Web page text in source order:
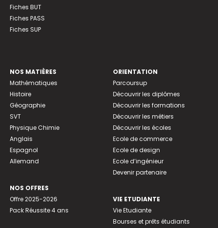
Fiches BUT
Fiches PASS
Fiches SUP
NOS MATIÈRES
Mathématiques
Histoire
Géographie
SVT
Physique Chimie
Anglais
Espagnol
Allemand
NOS OFFRES
Offre 2025-2026
Pack Réussite 4 ans
ORIENTATION
Parcoursup
Découvrir les diplômes
Découvrir les formations
Découvrir les métiers
Découvrir les écoles
Ecole de commerce
Ecole de design
Ecole d’ingénieur
Devenir partenaire
VIE ETUDIANTE
Vie Etudiante
Bourses et prêts étudiants